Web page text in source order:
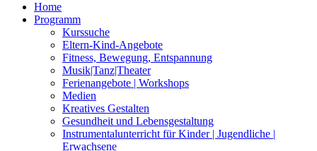
Home
Programm
Kurssuche
Eltern-Kind-Angebote
Fitness, Bewegung, Entspannung
Musik|Tanz|Theater
Ferienangebote | Workshops
Medien
Kreatives Gestalten
Gesundheit und Lebensgestaltung
Instrumentalunterricht für Kinder | Jugendliche |
Erwachsene